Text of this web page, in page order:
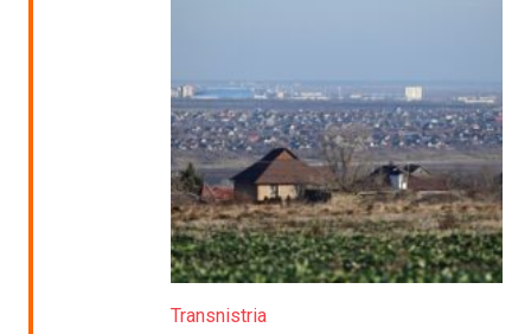
Transnistria